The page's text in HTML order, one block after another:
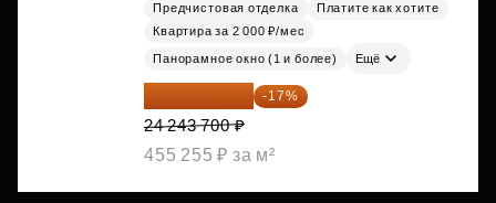
Предчистовая отделка
Платите как хотите
Квартира за 2 000 ₽/мес
Панорамное окно (1 и более) Ещё
20 122 271 ₽ -17%
24 243 700 ₽
455 255 ₽ за м²